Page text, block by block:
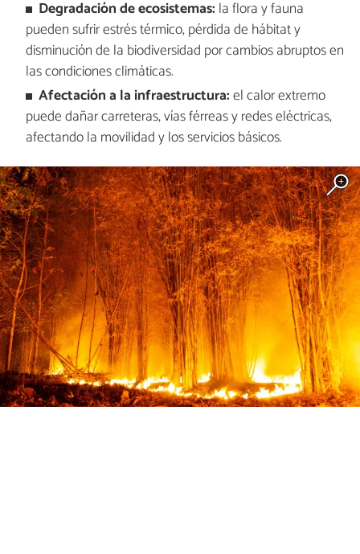
Degradación de ecosistemas: la flora y fauna
pueden sufrir estrés térmico, pérdida de hábitat y
disminución de la biodiversidad por cambios abruptos en
las condiciones climáticas.
Afectación a la infraestructura:el calor extremo
puede dañar carreteras, vías férreas y redes eléctricas,
afectando la movilidad y los servicios básicos.